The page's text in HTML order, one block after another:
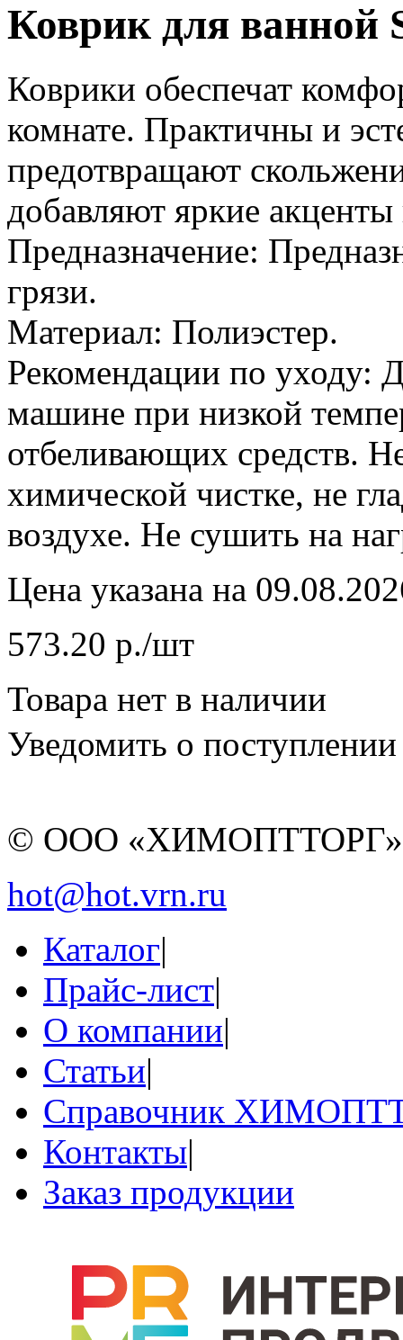
Коврик для ванной
Коврики обеспечат
комнате. Практичны и
предотвращают
добавляют яркие
Предназначение:
грязи.
Материал: Полиэстер.
Рекомендации по уходу:
машине при низкой
отбеливающих средств.
химической чистке, не
воздухе. Не сушить на
Цена указана на
573.20 р./шт
Товара нет в наличии
Уведомить о поступлении
© ООО
hot@hot.vrn.ru
Каталог|
Прайс-лист|
О компании|
Статьи|
Справочник
Контакты|
Заказ продукции